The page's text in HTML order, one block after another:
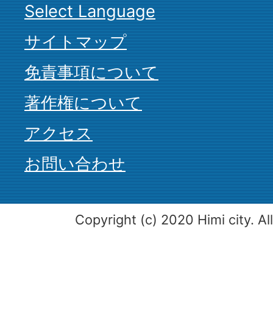
Select Language
サイトマップ
免責事項について
著作権について
アクセス
お問い合わせ
Copyright (c) 2020 Himi city.